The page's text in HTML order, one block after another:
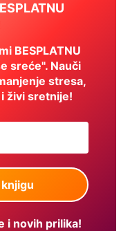
BESPLATNU
sreće". Nauči
stresa,
živi sretnije!
i novih prilika!